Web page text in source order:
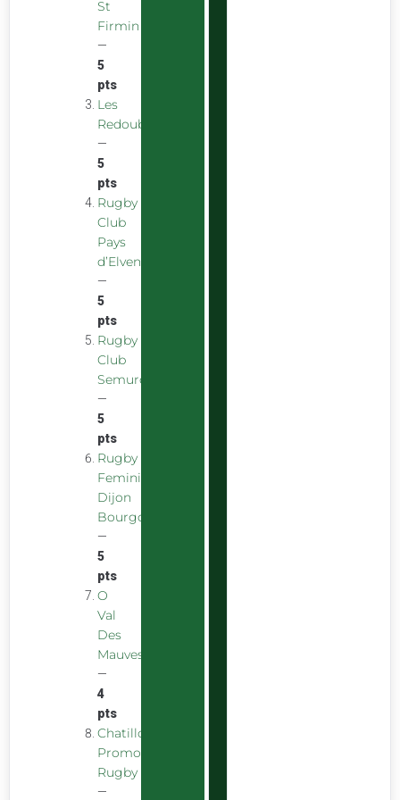
St
Firmin
—
5
pts
Les
Redoubstables
—
5
pts
Rugby
Club
Pays
d’Elven
—
5
pts
Rugby
Club
Semurois
—
5
pts
Rugby
Feminin
Dijon
Bourgogne
—
5
pts
O
Val
Des
Mauves
—
4
pts
Chatillon
Promotion
Rugby
—